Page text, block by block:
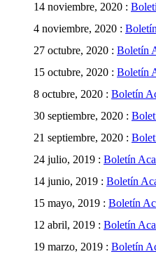
14 noviembre, 2020 :
4 noviembre, 2020 :
27 octubre, 2020 : Boletín
15 octubre, 2020 : Boletín
8 octubre, 2020 : Boletín
30 septiembre, 2020 :
21 septiembre, 2020 :
24 julio, 2019 : Boletín
14 junio, 2019 : Boletín
15 mayo, 2019 : Boletín
12 abril, 2019 : Boletín
19 marzo, 2019 : Boletín